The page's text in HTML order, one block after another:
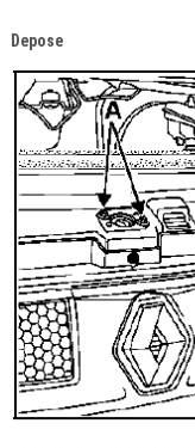
Depose